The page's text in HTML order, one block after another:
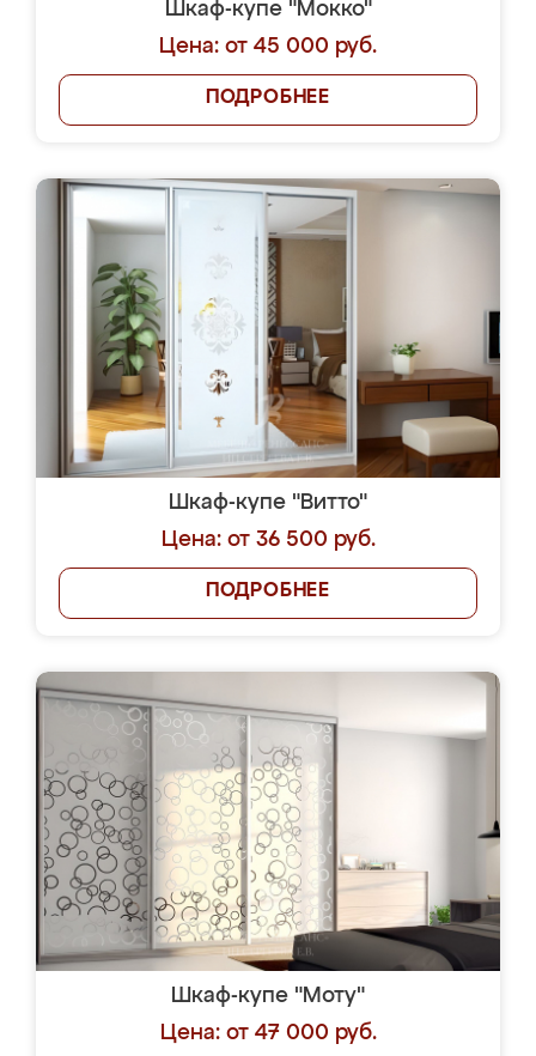
Шкаф-купе "Мокко"
Цена: от 45 000 руб.
ПОДРОБНЕЕ
Шкаф-купе "Витто"
Цена: от 36 500 руб.
ПОДРОБНЕЕ
Шкаф-купе "Моту"
Цена: от 47 000 руб.